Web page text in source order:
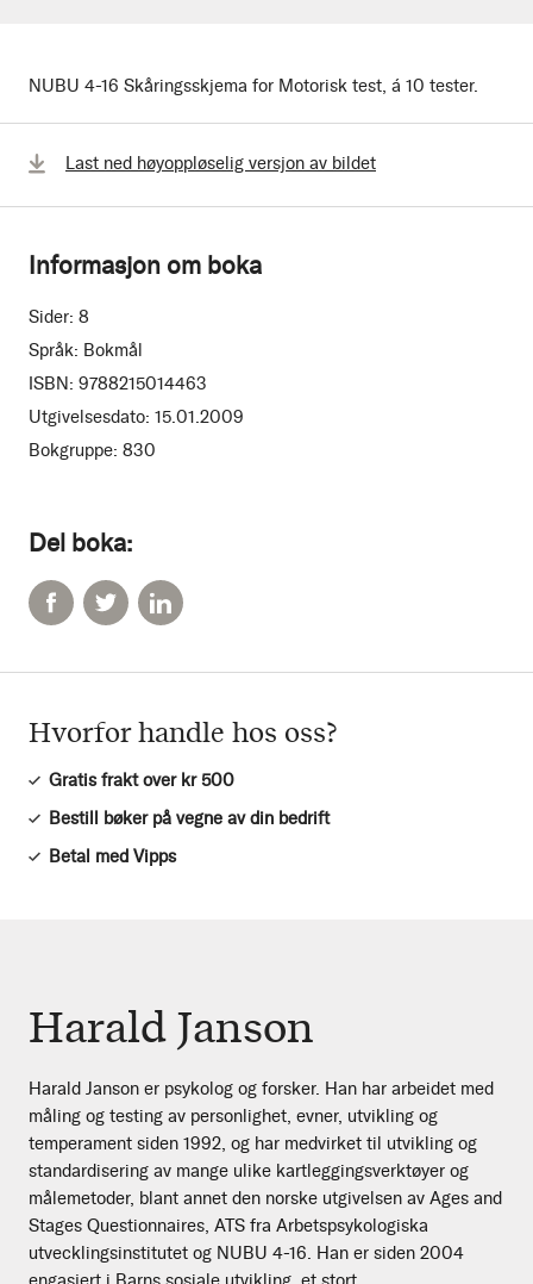
NUBU 4-16 Skåringsskjema for Motorisk test, á 10 tester.
Del boka:
Last ned høyoppløselig versjon av bildet
Informasjon om boka
Sider: 8
Språk: Bokmål
ISBN: 9788215014463
Utgivelsesdato: 15.01.2009
Bokgruppe: 830
Hvorfor handle hos oss?
Gratis frakt over kr 500
Bestill bøker på vegne av din bedrift
Betal med Vipps
Harald Janson
Harald Janson er psykolog og forsker. Han har arbeidet med
måling og testing av personlighet, evner, utvikling og
temperament siden 1992, og har medvirket til utvikling og
standardisering av mange ulike kartleggingsverktøyer og
målemetoder, blant annet den norske utgivelsen av Ages and
Stages Questionnaires, ATS fra Arbetspsykologiska
utvecklingsinstitutet og NUBU 4-16. Han er siden 2004